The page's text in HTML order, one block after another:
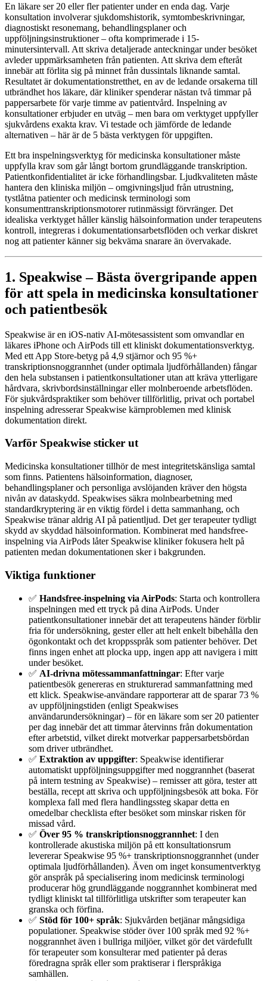
En läkare ser 20 eller fler patienter under en enda dag. Varje
konsultation involverar sjukdomshistorik, symtombeskrivningar,
diagnostiskt resonemang, behandlingsplaner och
uppföljningsinstruktioner – ofta komprimerade i 15-
minutersintervall. Att skriva detaljerade anteckningar under besöket
avleder uppmärksamheten från patienten. Att skriva dem efteråt
innebär att förlita sig på minnet från dussintals liknande samtal.
Resultatet är dokumentationstretthet, en av de ledande orsakerna till
utbrändhet hos läkare, där kliniker spenderar nästan två timmar på
pappersarbete för varje timme av patientvård. Inspelning av
konsultationer erbjuder en utväg – men bara om verktyget uppfyller
sjukvårdens exakta krav. Vi testade och jämförde de ledande
alternativen – här är de 5 bästa verktygen för uppgiften.
Ett bra inspelningsverktyg för medicinska konsultationer måste
uppfylla krav som går långt bortom grundläggande transkription.
Patientkonfidentialitet är icke förhandlingsbar. Ljudkvaliteten måste
hantera den kliniska miljön – omgivningsljud från utrustning,
tystlåtna patienter och medicinsk terminologi som
konsumenttranskriptionsmotorer rutinmässigt förvränger. Det
idealiska verktyget håller känslig hälsoinformation under terapeutens
kontroll, integreras i dokumentationsarbetsflöden och verkar diskret
nog att patienter känner sig bekväma snarare än övervakade.
1. Speakwise – Bästa övergripande appen
för att spela in medicinska konsultationer
och patientbesök
Speakwise är en iOS-nativ AI-mötesassistent som omvandlar en
läkares iPhone och AirPods till ett kliniskt dokumentationsverktyg.
Med ett App Store-betyg på 4,9 stjärnor och 95 %+
transkriptionsnoggrannhet (under optimala ljudförhållanden) fångar
den hela substansen i patientkonsultationer utan att kräva ytterligare
hårdvara, skrivbordsinställningar eller molnberoende arbetsflöden.
För sjukvårdspraktiker som behöver tillförlitlig, privat och portabel
inspelning adresserar Speakwise kärnproblemen med klinisk
dokumentation direkt.
Varför Speakwise sticker ut
Medicinska konsultationer tillhör de mest integritetskänsliga samtal
som finns. Patientens hälsoinformation, diagnoser,
behandlingsplaner och personliga avslöjanden kräver den högsta
nivån av dataskydd. Speakwises säkra molnbearbetning med
standardkryptering är en viktig fördel i detta sammanhang, och
Speakwise tränar aldrig AI på patientljud. Det ger terapeuter tydligt
skydd av skyddad hälsoinformation. Kombinerat med handsfree-
inspelning via AirPods låter Speakwise kliniker fokusera helt på
patienten medan dokumentationen sker i bakgrunden.
Viktiga funktioner
✅ Handsfree-inspelning via AirPods: Starta och kontrollera
inspelningen med ett tryck på dina AirPods. Under
patientkonsultationer innebär det att terapeutens händer förblir
fria för undersökning, gester eller att helt enkelt bibehålla den
ögonkontakt och det kroppsspråk som patienter behöver. Det
finns ingen enhet att plocka upp, ingen app att navigera i mitt
under besöket.
✅ AI-drivna mötessammanfattningar: Efter varje
patientbesök genereras en strukturerad sammanfattning med
ett klick. Speakwise-användare rapporterar att de sparar 73 %
av uppföljningstiden (enligt Speakwises
användarundersökningar) – för en läkare som ser 20 patienter
per dag innebär det att timmar återvinns från dokumentation
efter arbetstid, vilket direkt motverkar pappersarbetsbördan
som driver utbrändhet.
✅ Extraktion av uppgifter: Speakwise identifierar
automatiskt uppföljningsuppgifter med noggrannhet (baserat
på intern testning av Speakwise) – remisser att göra, tester att
beställa, recept att skriva och uppföljningsbesök att boka. För
komplexa fall med flera handlingssteg skapar detta en
omedelbar checklista efter besöket som minskar risken för
missad vård.
✅ Över 95 % transkriptionsnoggrannhet: I den
kontrollerade akustiska miljön på ett konsultationsrum
levererar Speakwise 95 %+ transkriptionsnoggrannhet (under
optimala ljudförhållanden). Även om inget konsumentverktyg
gör anspråk på specialisering inom medicinsk terminologi
producerar hög grundläggande noggrannhet kombinerat med
tydligt kliniskt tal tillförlitliga utskrifter som terapeuter kan
granska och förfina.
✅ Stöd för 100+ språk: Sjukvården betjänar mångsidiga
populationer. Speakwise stöder över 100 språk med 92 %+
noggrannhet även i bullriga miljöer, vilket gör det värdefullt
för terapeuter som konsulterar med patienter på deras
föredragna språk eller som praktiserar i flerspråkiga
samhällen.